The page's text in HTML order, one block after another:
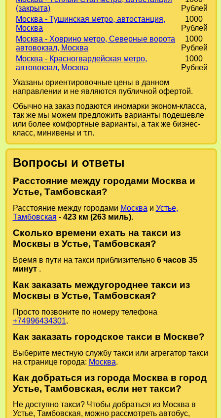
(закрыта)
Рублей
Москва - Тушинская метро, автостанция,
Москва
1000
Рублей
Москва - Ховрино метро, Северные ворота
автовокзал, Москва
1000
Рублей
Москва - Красногвардейская метро,
автовокзал, Москва
1000
Рублей
Указаны ориентировочные цены в данном
направлении и не являются публичной офертой.
Обычно на заказ подаются иномарки эконом-класса,
так же мы можем предложить варианты подешевле
или более комфортные варианты, а так же бизнес-
класс, минивены и т.п.
Вопросы и ответы
Расстояние между городами Москва и
Устье, Тамбовская?
Расстояние между городами Москва и Устье,
Тамбовская - 423 км (263 миль).
Сколько времени ехать на такси из
Москвы в Устье, Тамбовская?
Время в пути на такси приблизительно 6 часов 35
минут .
Как заказать междугороднее такси из
Москвы в Устье, Тамбовская?
Просто позвоните по номеру телефона
+74996434301.
Как заказать городское такси в Москве?
Выберите местную службу такси или агрегатор такси
на странице города: Москва.
Как добраться из города Москва в город
Устье, Тамбовская, если нет такси?
Не доступно такси? Чтобы добраться из Москва в
Устье, Тамбовская, можно рассмотреть автобус,